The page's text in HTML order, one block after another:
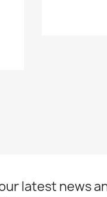
latest news